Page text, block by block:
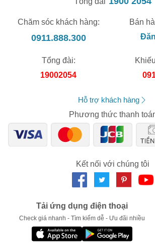
Chăm sóc khách hàng:
0911.888.300
Bán
Tổng đài:
19002054
Hỗ trợ khách hàng
Phương thức thanh
Kết nối với chúng tôi
Tải ứng dụng điện thoại
Check giá nhanh - Tìm kiếm dễ - Ưu đãi nhiều
XXX-XXXX
Số lần áp dụng:1lần
Chỉ áp dụng cho gian hàng:
Ngày hết hạn:
LẤY MÃ NGAY